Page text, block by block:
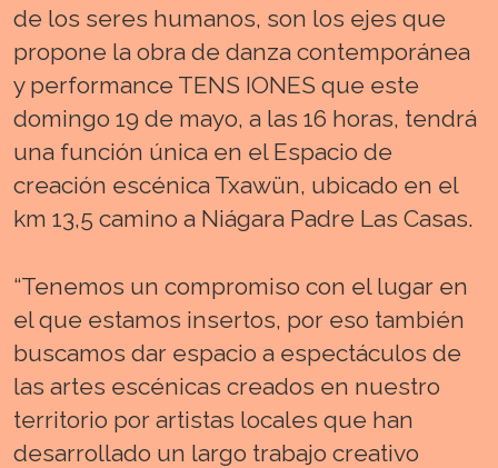
de los seres humanos, son los ejes que
propone la obra de danza contemporánea
y performance TENS IONES que este
domingo 19 de mayo, a las 16 horas, tendrá
una función única en el Espacio de
creación escénica Txawün, ubicado en el
km 13,5 camino a Niágara Padre Las Casas.
“Tenemos un compromiso con el lugar en
el que estamos insertos, por eso también
buscamos dar espacio a espectáculos de
las artes escénicas creados en nuestro
territorio por artistas locales que han
desarrollado un largo trabajo creativo